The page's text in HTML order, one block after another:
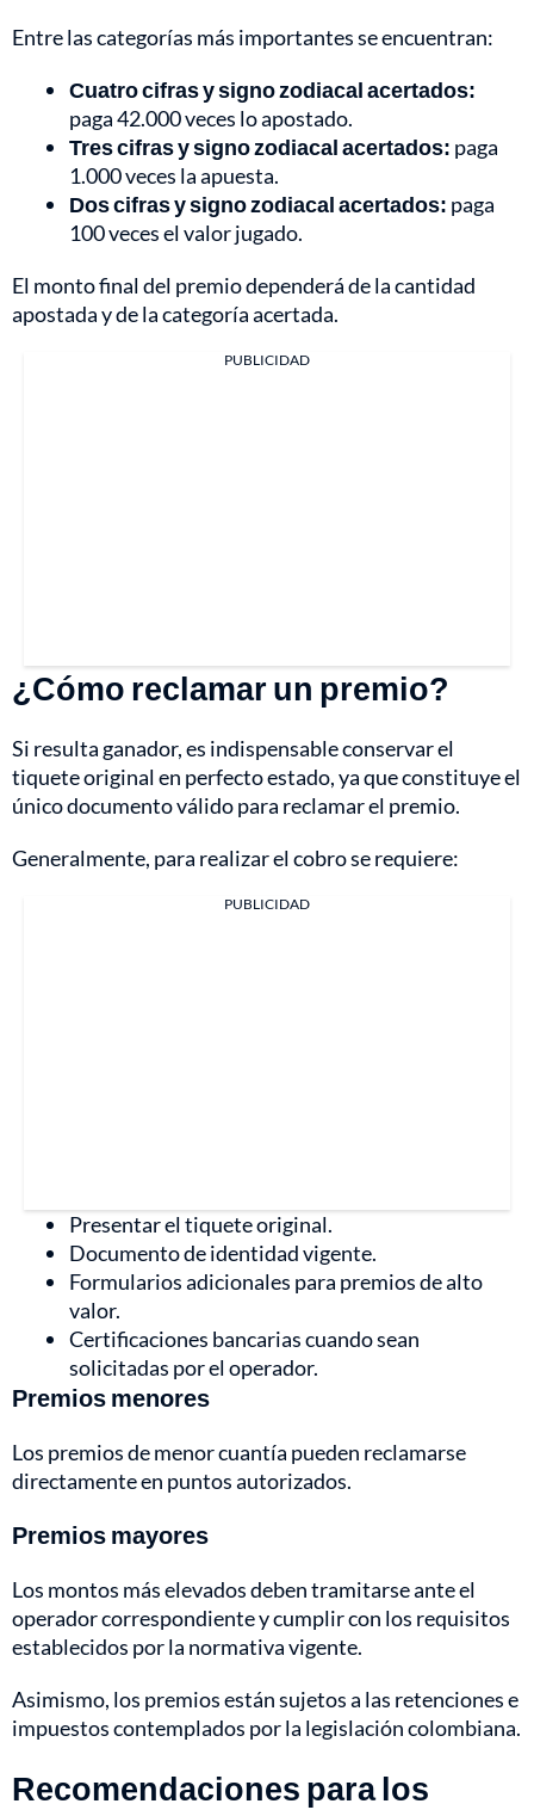
Entre las categorías más importantes se encuentran:
Cuatro cifras y signo zodiacal acertados:
paga 42.000 veces lo apostado.
Tres cifras y signo zodiacal acertados: paga
1.000 veces la apuesta.
Dos cifras y signo zodiacal acertados: paga
100 veces el valor jugado.
El monto final del premio dependerá de la cantidad
apostada y de la categoría acertada.
PUBLICIDAD
¿Cómo reclamar un premio?
Si resulta ganador, es indispensable conservar el
tiquete original en perfecto estado, ya que constituye el
único documento válido para reclamar el premio.
Generalmente, para realizar el cobro se requiere:
PUBLICIDAD
Presentar el tiquete original.
Documento de identidad vigente.
Formularios adicionales para premios de alto
valor.
Certificaciones bancarias cuando sean
solicitadas por el operador.
Premios menores
Los premios de menor cuantía pueden reclamarse
directamente en puntos autorizados.
Premios mayores
Los montos más elevados deben tramitarse ante el
operador correspondiente y cumplir con los requisitos
establecidos por la normativa vigente.
Asimismo, los premios están sujetos a las retenciones e
impuestos contemplados por la legislación colombiana.
Recomendaciones para los